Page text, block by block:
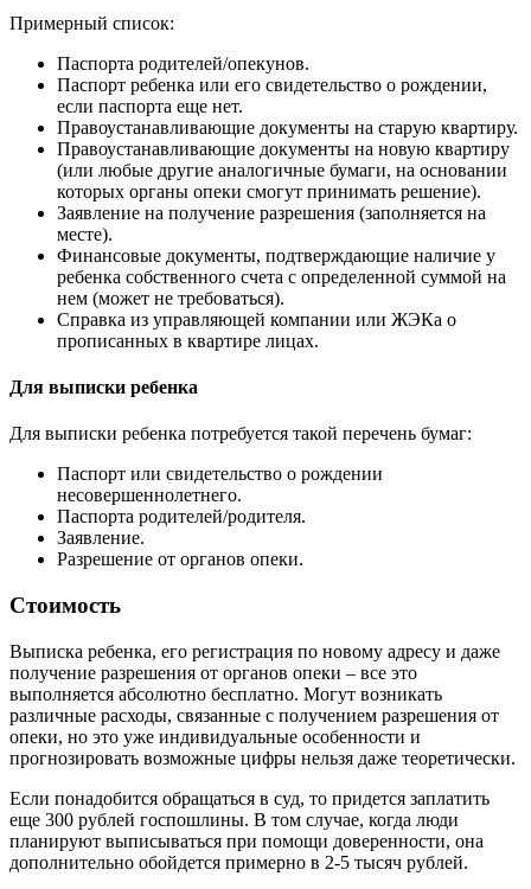
Примерный список:
Паспорта родителей/опекунов.
Паспорт ребенка или его свидетельство о рождении,
если паспорта еще нет.
Правоустанавливающие документы на старую квартиру.
Правоустанавливающие документы на новую квартиру
(или любые другие аналогичные бумаги, на основании
которых органы опеки смогут принимать решение).
Заявление на получение разрешения (заполняется на
месте).
Финансовые документы, подтверждающие наличие у
ребенка собственного счета с определенной суммой на
нем (может не требоваться).
Справка из управляющей компании или ЖЭКа о
прописанных в квартире лицах.
Для выписки ребенка
Для выписки ребенка потребуется такой перечень бумаг:
Паспорт или свидетельство о рождении
несовершеннолетнего.
Паспорта родителей/родителя.
Заявление.
Разрешение от органов опеки.
Стоимость
Выписка ребенка, его регистрация по новому адресу и даже
получение разрешения от органов опеки – все это
выполняется абсолютно бесплатно. Могут возникать
различные расходы, связанные с получением разрешения от
опеки, но это уже индивидуальные особенности и
прогнозировать возможные цифры нельзя даже теоретически.
Если понадобится обращаться в суд, то придется заплатить
еще 300 рублей госпошлины. В том случае, когда люди
планируют выписываться при помощи доверенности, она
дополнительно обойдется примерно в 2-5 тысяч рублей.